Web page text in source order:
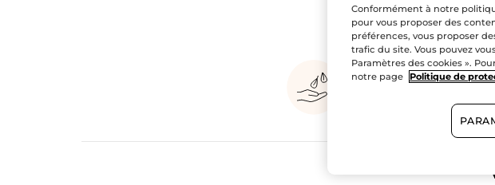
100% extraits
Conformément à notre
pour vous proposer des
préférences, vous proposer
trafic du site. Vous pouvez
Paramètres des cookies ».
notre page
Politique de